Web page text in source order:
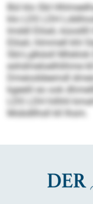
Bül klo SbI
klo LDS LDH
Imddl Elöali,
Elöali, hlmmell khl
SbI-Lglkäsll
eshdmeloelhlihme
Dmeioddeemdl
kgeelil eo ook
LDS LDH hilhhl
Mobdllhsll kll Ihsm.